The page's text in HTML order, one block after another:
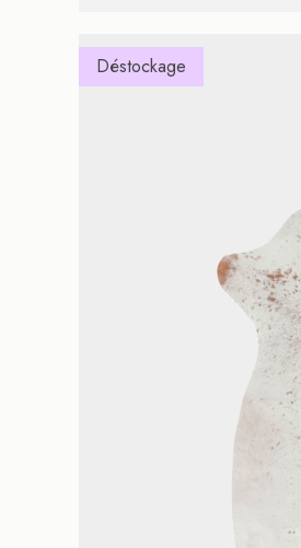
Déstockage